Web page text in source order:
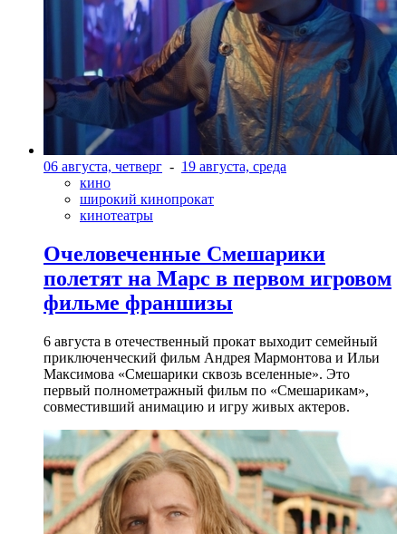
06 августа, четверг - 19 августа, среда
кино
широкий кинопрокат
кинотеатры
Очеловеченные Смешарики
полетят на Марс в первом игровом
фильме франшизы
6 августа в отечественный прокат выходит семейный
приключенческий фильм Андрея Мармонтова и Ильи
Максимова «Смешарики сквозь вселенные». Это
первый полнометражный фильм по «Смешарикам»,
совместивший анимацию и игру живых актеров.